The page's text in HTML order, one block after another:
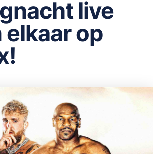
OPSLAAN
live
op